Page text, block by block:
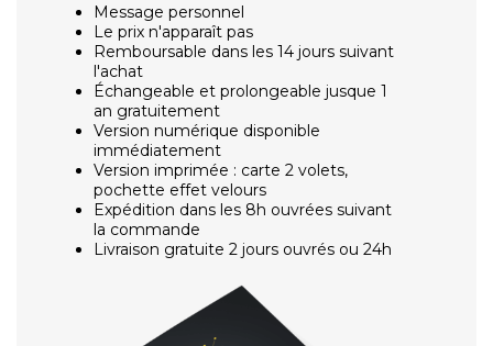
Message personnel
Le prix n'apparaît pas
Remboursable dans les 14 jours suivant
l'achat
Échangeable et prolongeable jusque 1
an gratuitement
Version numérique disponible
immédiatement
Version imprimée : carte 2 volets,
pochette effet velours
Expédition dans les 8h ouvrées suivant
la commande
Livraison gratuite 2 jours ouvrés ou 24h